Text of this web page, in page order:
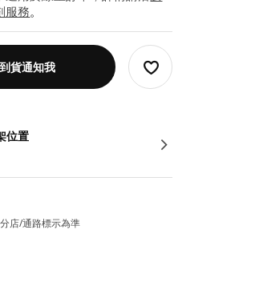
服務。
到貨通知我
位置
店/通路標示為準